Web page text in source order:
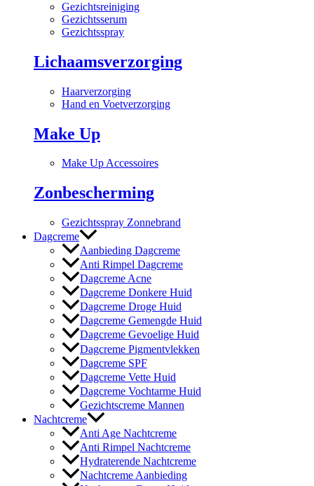
Gezichtsreiniging
Gezichtsserum
Gezichtsspray
Lichaamsverzorging
Haarverzorging
Hand en Voetverzorging
Make Up
Make Up Accessoires
Zonbescherming
Gezichtsspray Zonnebrand
Dagcreme
Aanbieding Dagcreme
Anti Rimpel Dagcreme
Dagcreme Acne
Dagcreme Donkere Huid
Dagcreme Droge Huid
Dagcreme Gemengde Huid
Dagcreme Gevoelige Huid
Dagcreme Pigmentvlekken
Dagcreme SPF
Dagcreme Vette Huid
Dagcreme Vochtarme Huid
Gezichtscreme Mannen
Nachtcreme
Anti Age Nachtcreme
Anti Rimpel Nachtcreme
Hydraterende Nachtcreme
Nachtcreme Aanbieding